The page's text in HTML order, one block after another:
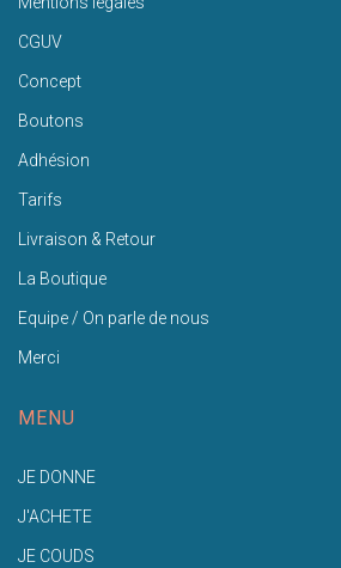
CGUV
Concept
Boutons
Adhésion
Tarifs
Livraison & Retour
La Boutique
Equipe / On parle de nous
Merci
MENU
JE DONNE
J'ACHETE
JE COUDS